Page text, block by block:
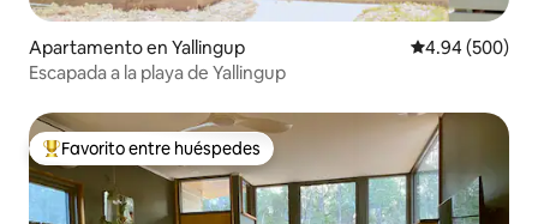
Apartamento en Yallingup Calificación
4.94 (500)
Escapada a la playa de Yallingup
Favorito entre huéspedes preferido
Favorito entre huéspedes